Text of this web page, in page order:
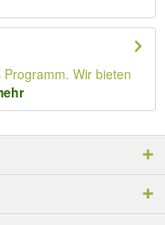
Wir bieten